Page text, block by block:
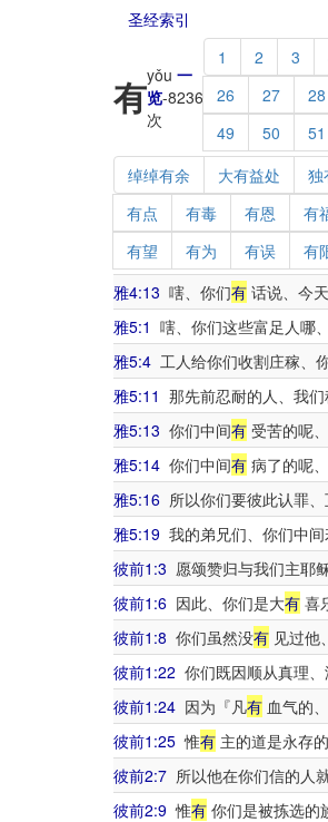
圣经索引
有yǒu 一
览-8236
次
1 2 3
26
27 28
49
50 51
绰绰有余 大有益处 独
有点
有毒 有恩 有
有望
有为 有误 有
雅4:13 嗐、你们有 话说、今
雅5:1 嗐、你们这些富足人哪
雅5:4 工人给你们收割庄稼、
雅5:11 那先前忍耐的人、我
雅5:13 你们中间有 受苦的呢
雅5:14 你们中间有 病了的呢
雅5:16 所以你们要彼此认罪
雅5:19 我的弟兄们、你们中
彼前1:3 愿颂赞归与我们主耶
彼前1:6 因此、你们是大有 喜
彼前1:8 你们虽然没有 见过他
彼前1:22 你们既因顺从真理
彼前1:24 因为『凡有 血气的
彼前1:25 惟有 主的道是永存
彼前2:7 所以他在你们信的人
彼前2:9 惟有 你们是被拣选的